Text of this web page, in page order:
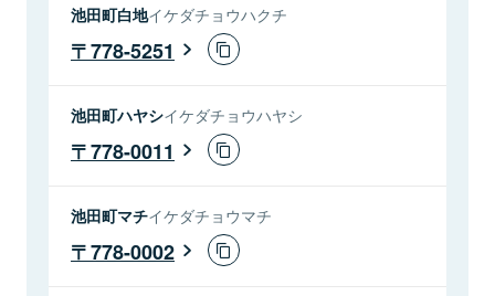
池田町白地イケダチョウハクチ
778-5251
池田町ハヤシイケダチョウハヤシ
778-0011
池田町マチイケダチョウマチ
778-0002